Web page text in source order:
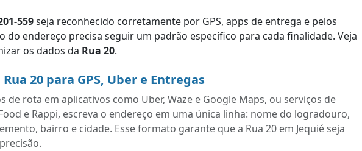
559seja reconhecido corretamente por GPS, apps de entrega e pelos
do endereço precisa seguir um padrão específico para cada finalidade. Veja
os dados da Rua 20.
20 para GPS, Uber e Entregas
de rota em aplicativos como Uber, Waze e Google Maps, ou serviços de
e Rappi, escreva o endereço em uma única linha: nome do logradouro,
bairro e cidade. Esse formato garante que a Rua 20 em Jequié seja